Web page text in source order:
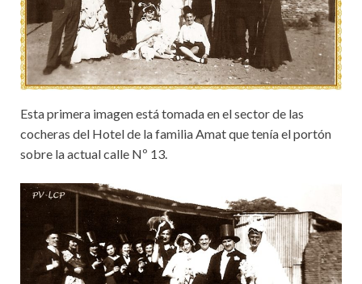
Esta primera imagen está tomada en el sector de las
cocheras del Hotel de la familia Amat que tenía el portón
sobre la actual calle Nº 13.